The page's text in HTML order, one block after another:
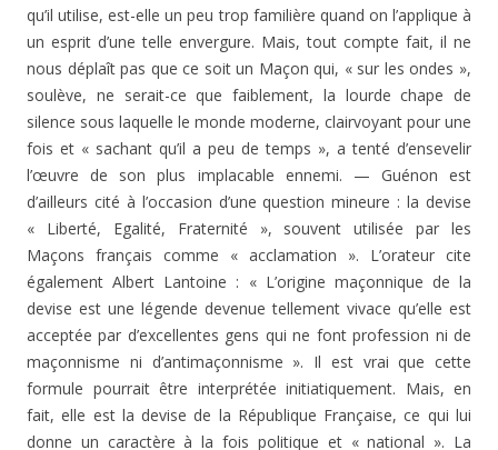
qu’il utilise, est-elle un peu trop familière quand on l’applique à
un esprit d’une telle envergure. Mais, tout compte fait, il ne
nous déplaît pas que ce soit un Maçon qui, « sur les ondes »,
soulève, ne serait-ce que faiblement, la lourde chape de
silence sous laquelle le monde moderne, clairvoyant pour une
fois et « sachant qu’il a peu de temps », a tenté d’ensevelir
l’œuvre de son plus implacable ennemi. — Guénon est
d’ailleurs cité à l’occasion d’une question mineure : la devise
« Liberté, Egalité, Fraternité », souvent utilisée par les
Maçons français comme « acclamation ». L’orateur cite
également Albert Lantoine : « L’origine maçonnique de la
devise est une légende devenue tellement vivace qu’elle est
acceptée par d’excellentes gens qui ne font profession ni de
maçonnisme ni d’antimaçonnisme ». Il est vrai que cette
formule pourrait être interprétée initiatiquement. Mais, en
fait, elle est la devise de la République Française, ce qui lui
donne un caractère à la fois politique et « national ». La